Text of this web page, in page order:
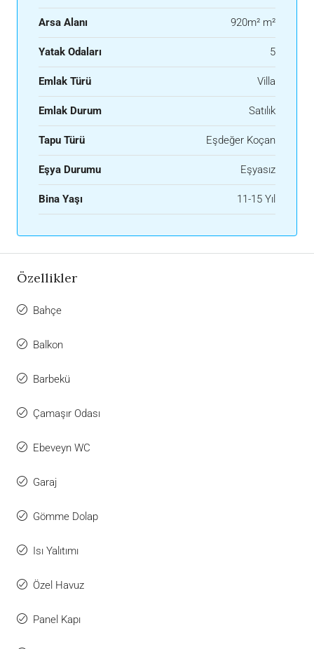
Arsa Alanı 920m² m²
Yatak Odaları 5
Emlak Türü Villa
Emlak Durum Satılık
Tapu Türü Eşdeğer Koçan
Eşya Durumu Eşyasız
Bina Yaşı 11-15 Yıl
Özellikler
Bahçe
Balkon
Barbekü
Çamaşır Odası
Ebeveyn WC
Garaj
Gömme Dolap
Isı Yalıtımı
Özel Havuz
Panel Kapı